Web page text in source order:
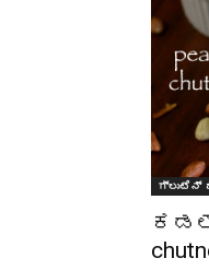
ಗ್ಲುಟೆನ್